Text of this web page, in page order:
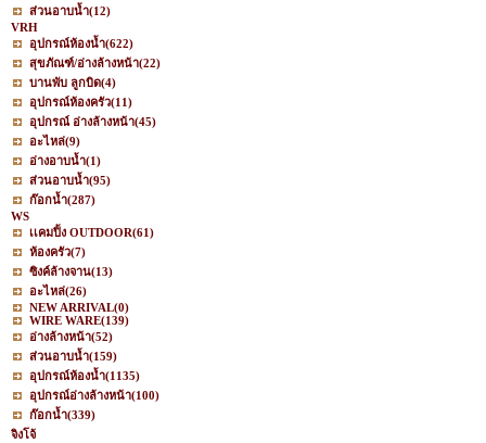
ส่วนอาบน้ำ(12)
VRH
อุปกรณ์ห้องน้ำ(622)
สุขภัณฑ์/อ่างล้างหน้า(22)
บานพับ ลูกบิด(4)
อุปกรณ์ห้องครัว(11)
อุปกรณ์ อ่างล้างหน้า(45)
อะไหล่(9)
อ่างอาบน้ำ(1)
ส่วนอาบน้ำ(95)
ก๊อกน้ำ(287)
WS
เเคมปิ้ง OUTDOOR(61)
ห้องครัว(7)
ซิงค์ล้างจาน(13)
อะไหล่(26)
NEW ARRIVAL(0)
WIRE WARE(139)
อ่างล้างหน้า(52)
ส่วนอาบน้ำ(159)
อุปกรณ์ห้องน้ำ(1135)
อุปกรณ์อ่างล้างหน้า(100)
ก๊อกน้ำ(339)
จิงโจ้